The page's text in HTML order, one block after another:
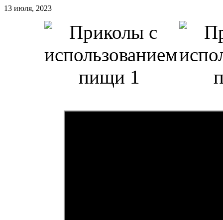
13 июля, 2023